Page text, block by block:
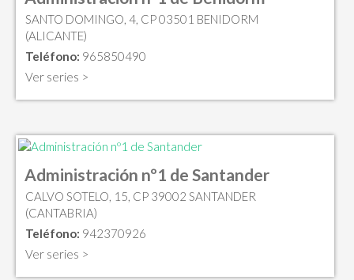
SANTO DOMINGO, 4, CP 03501 BENIDORM
(ALICANTE)
Teléfono: 965850490
Ver series >
Administración nº1 de Santander
CALVO SOTELO, 15, CP 39002 SANTANDER
(CANTABRIA)
Teléfono: 942370926
Ver series >